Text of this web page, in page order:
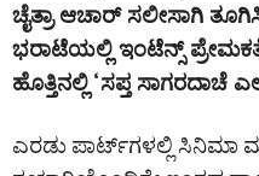
ಚೈತ್ರಾ ಆಚಾರ್‌ ಸಲೀಸಾಗಿ
ಭರಾಟೆಯಲ್ಲಿ ಇಂಟೆನ್ಸ್‌
ಹೊತ್ತಿನಲ್ಲಿ ‘ಸಪ್ತ ಸಾಗರದಾಚೆ
ಎರಡು ಪಾರ್ಟ್‌ಗಳಲ್ಲಿ ಸಿನಿಮಾ